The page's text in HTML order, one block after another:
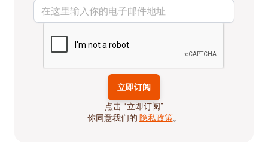
点击 “立即订阅”
你同意我们的 隐私政策。